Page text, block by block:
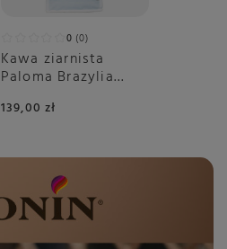
0 0
Kawa ziarnista
Paloma Brazylia
Espresso 1kg
139,00 zł